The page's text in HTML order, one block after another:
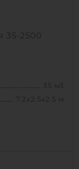
35-2500
35 м3
7.2х2.5х2.5 м